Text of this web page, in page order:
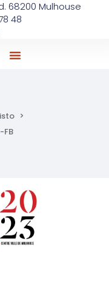
68200 Mulhouse
48
>
FB